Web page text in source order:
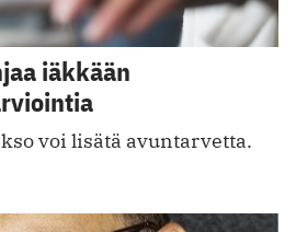
iäkkään
voi lisätä avuntarvetta.